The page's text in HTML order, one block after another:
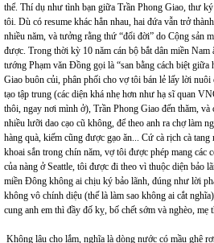
thể. Thí dụ như tình bạn giữa Trần Phong Giao, thư
tôi. Dù có resume khác hẳn nhau, hai đứa vẫn trở
nhiều năm, và tưởng rằng thứ “đổi đời” do Cộng sản
được. Trong thời kỳ 10 năm cán bộ bắt dân miền
tướng Phạm văn Đồng gọi là “san bằng cách biệt
Giao buôn củi, phân phối cho vợ tôi bán lẻ lấy lời
tạo tập trung (các diện khá nhẹ hơn như hạ sĩ quan
thôi, ngay nơi mình ở), Trần Phong Giao đến thăm,
nhiều lưỡi dao cạo cũ không, để theo anh ra chợ làm
hàng quà, kiếm cũng được gạo ăn... Cứ cà rịch cà
khoai sắn trong chín năm, vợ tôi được phép mang các
của nàng ở Seattle, tôi được đi theo vì thuộc diện bảo
miền Đông không ai chịu ký bảo lãnh, đúng như lời
không vô chính diệu (thế là làm sao không ai cắt
cung anh em thì đầy đố kỵ, bố chết sớm và nghèo, mẹ
Không lâu cho lắm, nghĩa là dòng nước có mầu ghê